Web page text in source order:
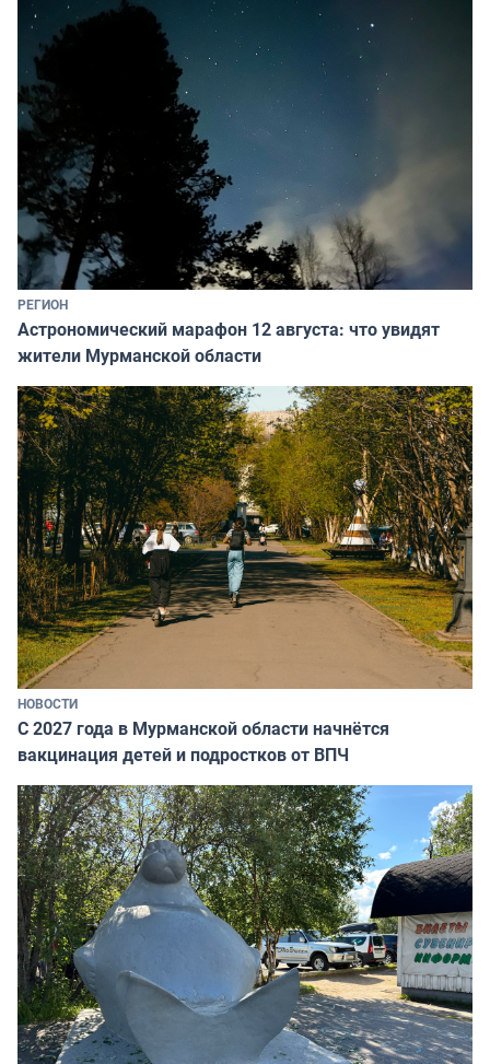
РЕГИОН
Астрономический марафон 12 августа: что увидят
жители Мурманской области
НОВОСТИ
С 2027 года в Мурманской области начнётся
вакцинация детей и подростков от ВПЧ